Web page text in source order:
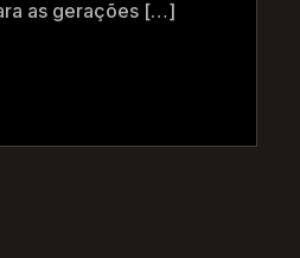
as gerações […]